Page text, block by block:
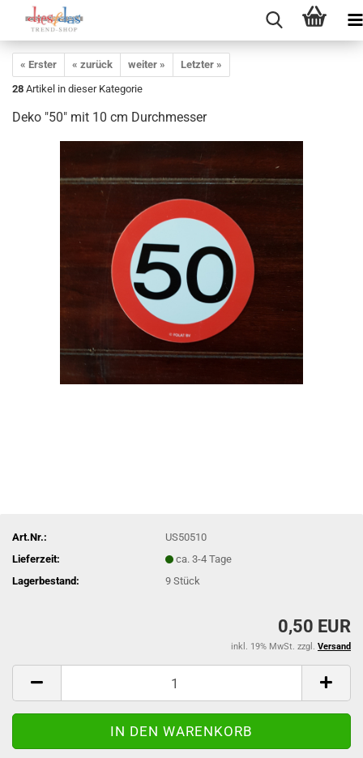
« Erster « zurück weiter »
Letzter »
28 Artikel in dieser Kategorie
Deko "50" mit 10 cm Durchmesser
Art.Nr.:
US50510
Lieferzeit:
ca. 3-4 Tage
Lagerbestand:
9Stück
0,50 EUR
inkl. 19% MwSt. zzgl. Versand